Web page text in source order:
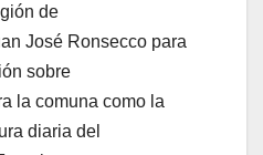
de
José Ronsecco para
sobre
la comuna como la
diaria del